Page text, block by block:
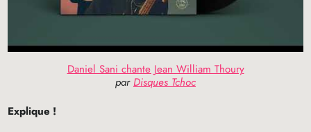
Daniel Sani chante Jean William Thoury
parDisques Tchoc
Explique !